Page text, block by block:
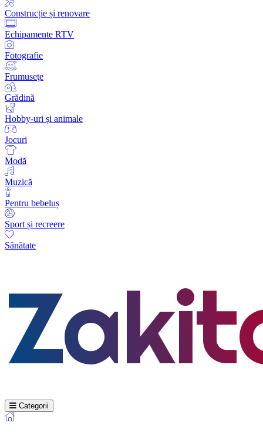
Construcție și renovare
Echipamente RTV
Fotografie
Frumuseţe
Grădină
Hobby-uri și animale
Jocuri
Modă
Muzică
Pentru bebeluș
Sport și recreere
Sănătate
Categorii